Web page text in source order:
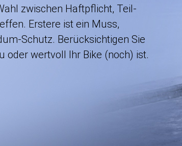
zwischen Haftpflicht, Teil-
Erstere ist ein Muss,
Schutz. Berücksichtigen Sie
oder wertvoll Ihr Bike (noch) ist.